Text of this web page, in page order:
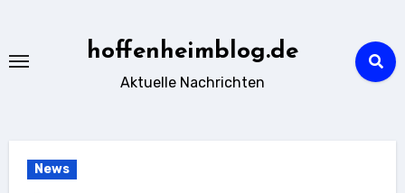
springen
hoffenheimblog.de
Aktuelle Nachrichten
News